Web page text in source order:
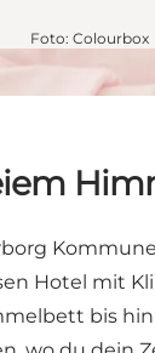
Foto: Colourbox
Hotel mit
bis hin